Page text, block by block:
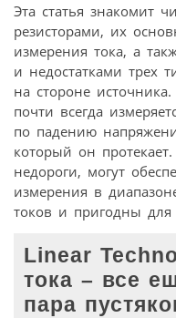
Эта статья знакомит
резисторами, их
измерения тока, а
и недостатками трех
на стороне
почти всегда
по падению
который он
недороги, могут
измерения в
токов и пригодны
Linear
тока – все
пара